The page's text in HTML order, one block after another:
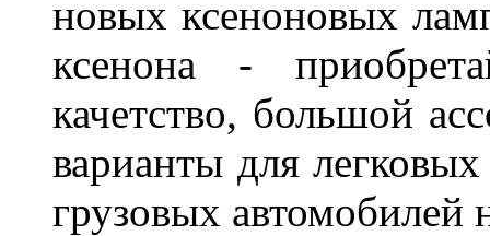
новых ксеноновых
ксенона -
качетство, большой
варианты для
грузовых автомобилей